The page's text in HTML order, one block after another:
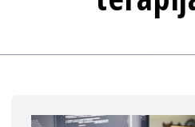
USAVRŠAVANJE
STIL